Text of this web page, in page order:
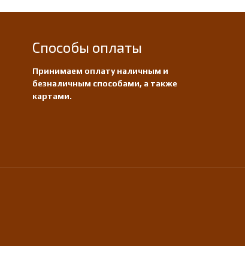
Способы оплаты
Принимаем оплату наличным и
безналичным способами, а также
картами.